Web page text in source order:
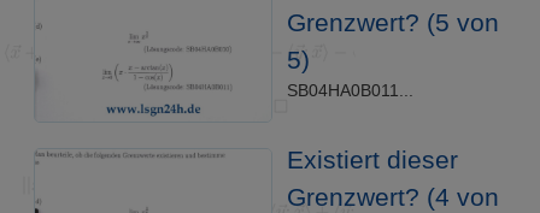
Grenzwert? (5 von
5)
SB04HA0B011...
Existiert dieser
Grenzwert? (4 von